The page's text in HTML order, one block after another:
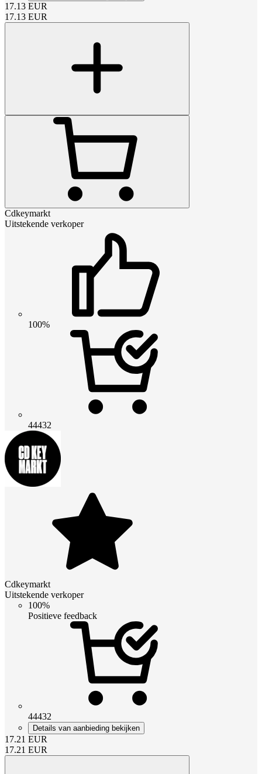
17.13 EUR
17.13 EUR
Cdkeymarkt
Uitstekende verkoper
100%
44432
Cdkeymarkt
Uitstekende verkoper
100%
Positieve feedback
44432
Details van aanbieding bekijken
17.21 EUR
17.21 EUR